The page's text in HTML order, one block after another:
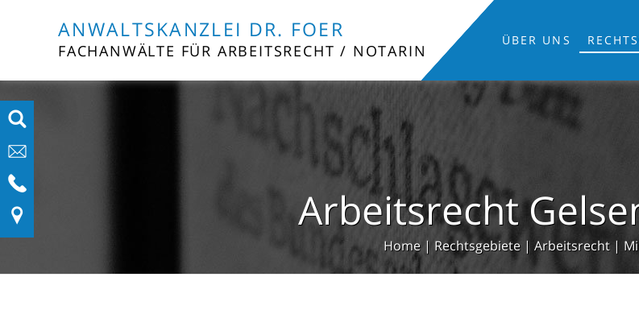
ANWALTSKANZLEI DR. FOER
FACHANWÄLTE FÜR ARBEITSRECHT / NOTARIN
ÜBER UNS
Arbeitsrecht
Home| Rechtsgebiete| Arbeitsrecht|